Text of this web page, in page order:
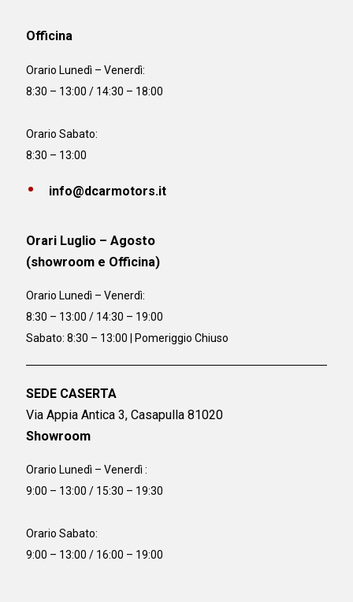
Officina
Orario Lunedì – Venerdì:
8:30 – 13:00 / 14:30 – 18:00
Orario Sabato:
8:30 – 13:00
info@dcarmotors.it
Orari Luglio – Agosto
(showroom e Officina)
Orario Lunedì – Venerdì:
8:30 – 13:00 / 14:30 – 19:00
Sabato: 8:30 – 13:00 | Pomeriggio Chiuso
SEDE CASERTA
Via Appia Antica 3, Casapulla 81020
Showroom
Orario Lunedì – Venerdì :
9:00 – 13:00 / 15:30 – 19:30
Orario Sabato:
9:00 – 13:00 / 16:00 – 19:00